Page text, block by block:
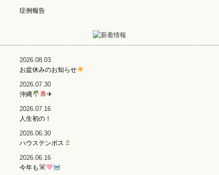
症例報告
2026.08.03
お盆休みのお知らせ
2026.07.30
沖縄
✈
2026.07.16
人生初の！
2026.06.30
ハウステンボス
2026.06.16
今年も